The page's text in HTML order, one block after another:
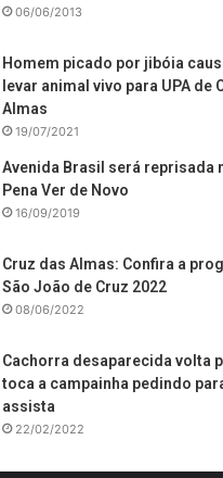
06/06/2013
Homem picado por jibóia
levar animal vivo para UPA de
Almas
19/07/2021
Avenida Brasil será reprisada
Pena Ver de Novo
16/09/2019
Cruz das Almas: Confira a
São João de Cruz 2022
08/06/2022
Cachorra desaparecida volta
toca a campainha pedindo
assista
22/02/2022